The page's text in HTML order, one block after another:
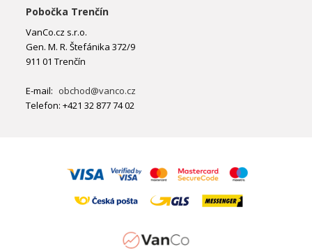
Pobočka Trenčín
VanCo.cz s.r.o.
Gen. M. R. Štefánika 372/9
911 01 Trenčín
E-mail: obchod@vanco.cz
Telefon: +421 32 877 74 02